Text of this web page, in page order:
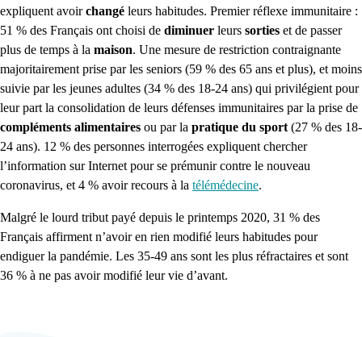
expliquent avoirchangé leurs habitudes. Premier réflexe immunitaire :
51 % des Français ont choisi de diminuer leurs sorties et de passer
plus de temps à la maison. Une mesure de restriction contraignante
majoritairement prise par les seniors (59 % des 65 ans et plus), et moins
suivie par les jeunes adultes (34 % des 18-24 ans) qui privilégient pour
leur part la consolidation de leurs défenses immunitaires par la prise de
compléments alimentaires ou par la pratique du sport(27 % des 18-
24 ans). 12 % des personnes interrogées expliquent chercher
l’information sur Internet pour se prémunir contre le nouveau
coronavirus, et 4 % avoir recours à la télémédecine.
Malgré le lourd tribut payé depuis le printemps 2020, 31 % des
Français affirment n’avoir en rien modifié leurs habitudes pour
endiguer la pandémie. Les 35-49 ans sont les plus réfractaires et sont
36 % à ne pas avoir modifié leur vie d’avant.